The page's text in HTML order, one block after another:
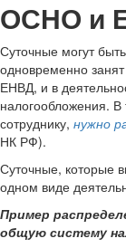
ОСНО и
Суточные могут
одновременно
ЕНВД, и в
налогообложения.
сотруднику, нужно
НК РФ).
Суточные, которые
одном виде
Пример
общую систему